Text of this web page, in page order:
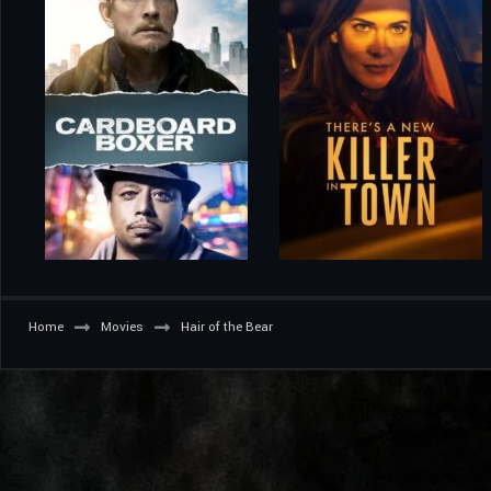
Home Movies Hair of the Bear